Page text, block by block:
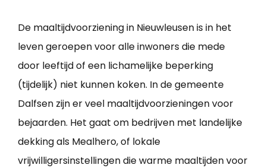
De maaltijdvoorziening in Nieuwleusen is in het
leven geroepen voor alle inwoners die mede
door leeftijd of een lichamelijke beperking
(tijdelijk) niet kunnen koken. In de gemeente
Dalfsen zijn er veel maaltijdvoorzieningen voor
bejaarden. Het gaat om bedrijven met landelijke
dekking als Mealhero, of lokale
vrijwilligersinstellingen die warme maaltijden voor